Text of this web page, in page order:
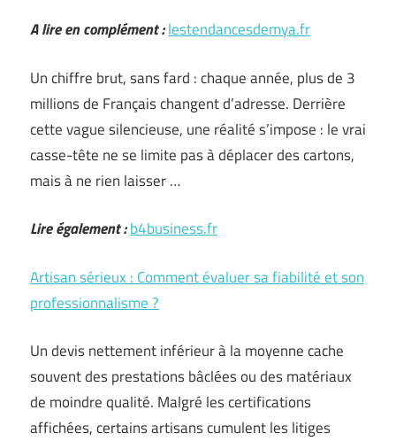
A lire en complément :lestendancesdemya.fr
Un chiffre brut, sans fard : chaque année, plus de 3
millions de Français changent d’adresse. Derrière
cette vague silencieuse, une réalité s’impose : le vrai
casse-tête ne se limite pas à déplacer des cartons,
mais à ne rien laisser …
Lire également :b4business.fr
Artisan sérieux : Comment évaluer sa fiabilité et son
professionnalisme ?
Un devis nettement inférieur à la moyenne cache
souvent des prestations bâclées ou des matériaux
de moindre qualité. Malgré les certifications
affichées, certains artisans cumulent les litiges